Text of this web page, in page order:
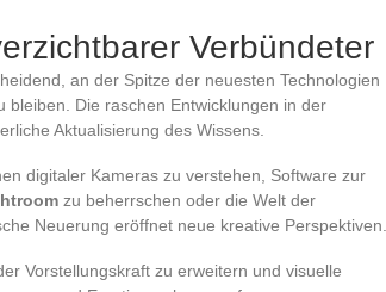
Verbündeter
an der Spitze der neuesten Technologien
Die raschen Entwicklungen in der
Aktualisierung des Wissens.
digitaler Kameras zu verstehen, Software zur
zu beherrschen oder die Welt der
Neuerung eröffnet neue kreative Perspektiven.
Vorstellungskraft zu erweitern und visuelle